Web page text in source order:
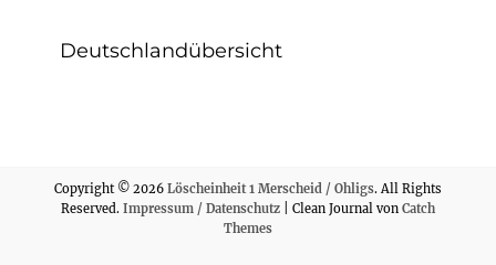
Deutschlandübersicht
Copyright © 2026 Löscheinheit 1 Merscheid / Ohligs. All Rights
Reserved. Impressum / Datenschutz | Clean Journal von Catch
Themes